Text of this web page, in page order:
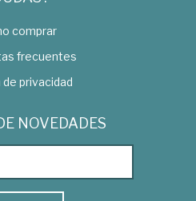
comprar
frecuentes
de privacidad
NOVEDADES